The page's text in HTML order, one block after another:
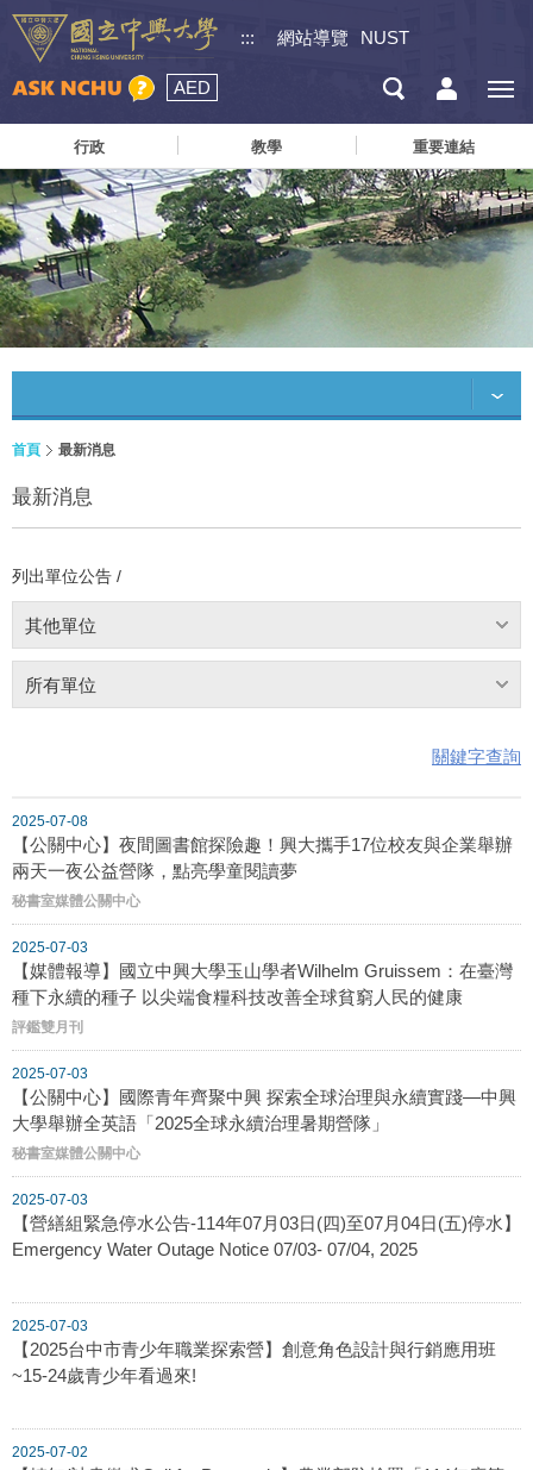
::: 網站導覽 NUST
AED
行政 教學 重要連結
首頁 最新消息
最新消息
列出單位公告 /
其他單位
所有單位
關鍵字查詢
2025-07-08
【公關中心】夜間圖書館探險趣！興大攜手17位校友與企業舉辦
兩天一夜公益營隊，點亮學童閱讀夢
秘書室媒體公關中心
2025-07-03
【媒體報導】國立中興大學玉山學者Wilhelm Gruissem：在臺灣
種下永續的種子 以尖端食糧科技改善全球貧窮人民的健康
評鑑雙月刊
2025-07-03
【公關中心】國際青年齊聚中興 探索全球治理與永續實踐—中興
大學舉辦全英語「2025全球永續治理暑期營隊」
秘書室媒體公關中心
2025-07-03
【營繕組緊急停水公告-114年07月03日(四)至07月04日(五)停水】
Emergency Water Outage Notice 07/03- 07/04, 2025
2025-07-03
【2025台中市青少年職業探索營】創意角色設計與行銷應用班
~15-24歲青少年看過來!
2025-07-02